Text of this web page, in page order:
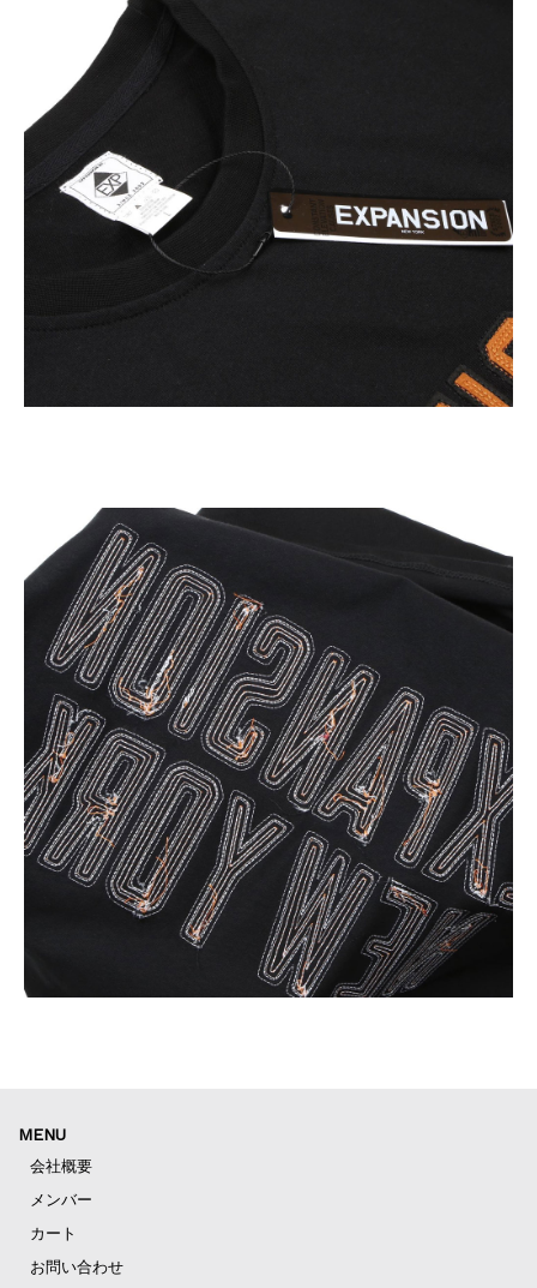
MENU
会社概要
メンバー
カート
お問い合わせ